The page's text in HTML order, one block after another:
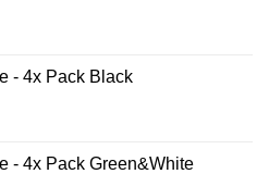
- 4x Pack Black
- 4x Pack Green&White